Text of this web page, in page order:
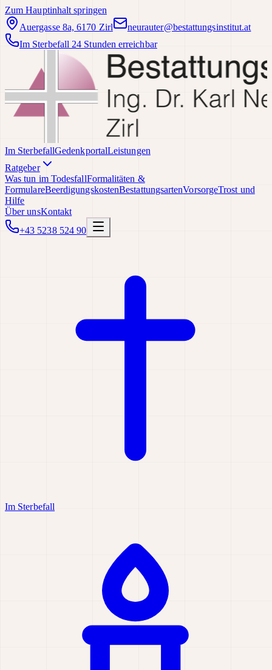
Zum Hauptinhalt springen
Auergasse 8a, 6170 Zirl
neurauter@bestattungsinstitut.at
Im Sterbefall 24 Stunden erreichbar
Im SterbefallGedenkportalLeistungen
Ratgeber
Was tun im TodesfallFormalitäten &
FormulareBeerdigungskostenBestattungsartenVorsorgeTrost und
Hilfe
Über unsKontakt
+43 5238 524 90
Im Sterbefall